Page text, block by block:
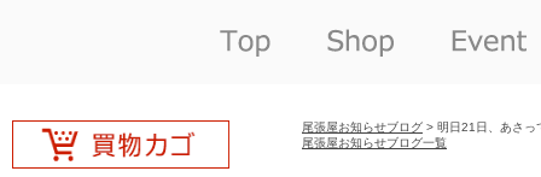
尾張屋お知らせブログ > 明日21日、あさっ
尾張屋お知らせブログ一覧